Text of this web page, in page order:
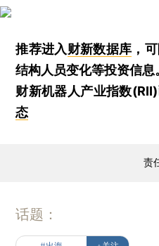
推荐进入财新数据库 ，
结构人员变化等投资信息
财新机器人产业指数(RII)
态
责
话题：